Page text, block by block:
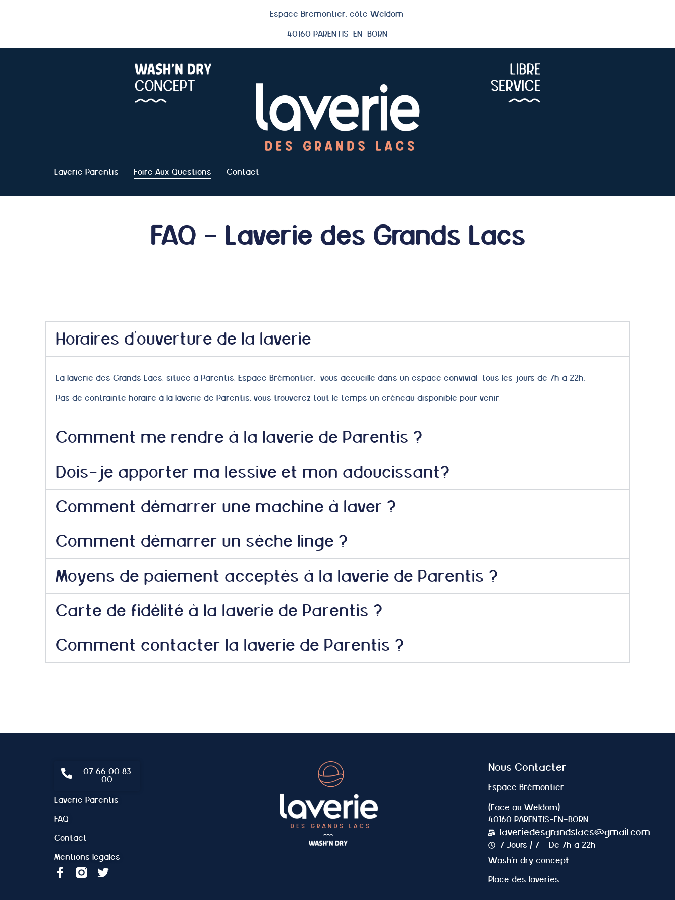
Espace Brémontier, côté Weldom
40160 PARENTIS-EN-BORN
Laverie Parentis Foire Aux Questions Contact
FAQ - Laverie des Grands Lacs
Horaires d'ouverture de la laverie
La laverie des Grands Lacs, située à Parentis, Espace Brémontier, vous accueille dans un espace convivial tous les jours de 7h à 22h.
Pas de contrainte horaire à la laverie de Parentis, vous trouverez tout le temps un créneau disponible pour venir.
Comment me rendre à la laverie de Parentis ?
Dois-je apporter ma lessive et mon adoucissant?
Comment démarrer une machine à laver ?
Comment démarrer un sèche linge ?
Moyens de paiement acceptés à la laverie de Parentis ?
Carte de fidélité à la laverie de Parentis ?
Comment contacter la laverie de Parentis ?
07 66 00 83
00
Laverie Parentis
FAQ
Contact
Mentions légales
Nous Contacter
Espace Brémontier
(Face au Weldom).
40160 PARENTIS-EN-BORN
laveriedesgrandslacs@gmail.com
7 Jours / 7 - De 7h à 22h
Wash'n dry concept
Place des laveries